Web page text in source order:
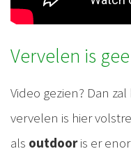
Vervelen is
Video gezien? Dan
vervelen is hier
als outdooris er